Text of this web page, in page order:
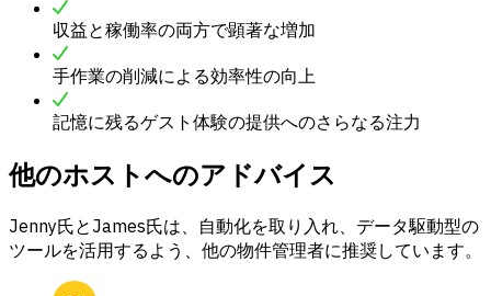
収益と稼働率の両方で顕著な増加
手作業の削減による効率性の向上
記憶に残るゲスト体験の提供へのさらなる注力
他のホストへのアドバイス
Jenny氏とJames氏は、自動化を取り入れ、データ駆動型の
ツールを活用するよう、他の物件管理者に推奨しています。